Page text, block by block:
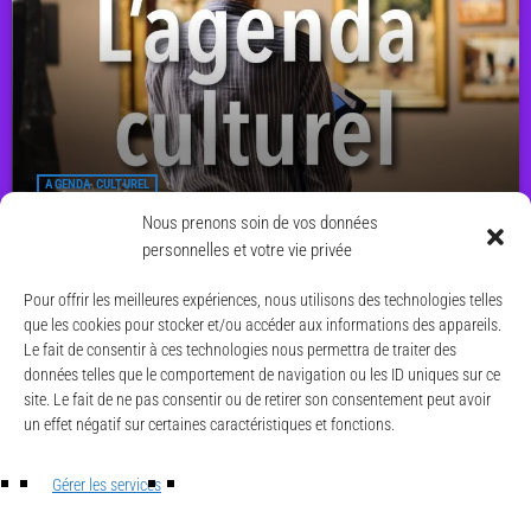
Nous prenons soin de vos données
personnelles et votre vie privée
Pour offrir les meilleures expériences, nous utilisons des technologies telles
que les cookies pour stocker et/ou accéder aux informations des appareils.
Le fait de consentir à ces technologies nous permettra de traiter des
données telles que le comportement de navigation ou les ID uniques sur ce
site. Le fait de ne pas consentir ou de retirer son consentement peut avoir
un effet négatif sur certaines caractéristiques et fonctions.
Gérer les services
AGENDA CULTUREL
Agenda culturel du 8 au 14 juin 2026
© CAESE - 2024/2026
LA UNE
ACTUALITÉS